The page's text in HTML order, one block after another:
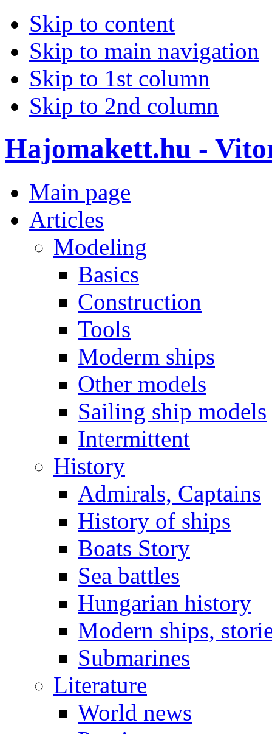
Skip to content
Skip to main navigation
Skip to 1st column
Skip to 2nd column
Hajomakett.hu -
Main page
Articles
Modeling
Basics
Construction
Tools
Moderm ships
Other models
Sailing ship models
Intermittent
History
Admirals, Captains
History of ships
Boats Story
Sea battles
Hungarian history
Modern ships,
Submarines
Literature
World news